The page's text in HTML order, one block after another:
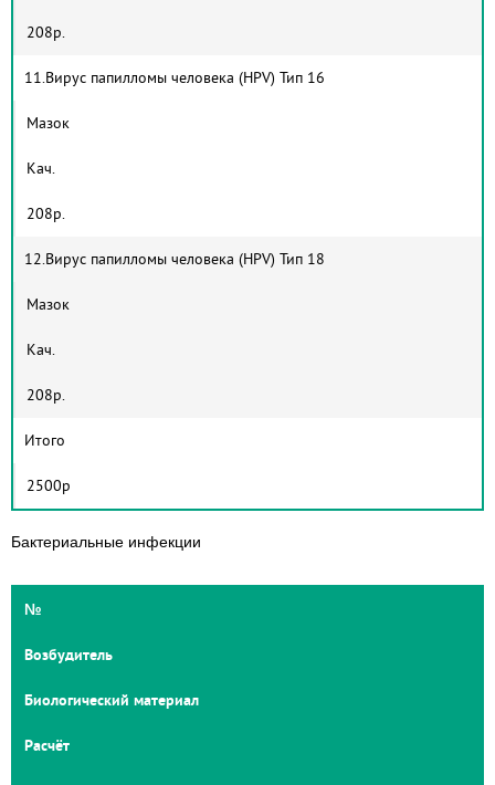
208р.
11.Вирус папилломы человека (HPV) Тип 16
Мазок
Кач.
208р.
12.Вирус папилломы человека (HPV) Тип 18
Мазок
Кач.
208р.
Итого
2500р
Бактериальные инфекции
№
Возбудитель
Биологический материал
Расчёт